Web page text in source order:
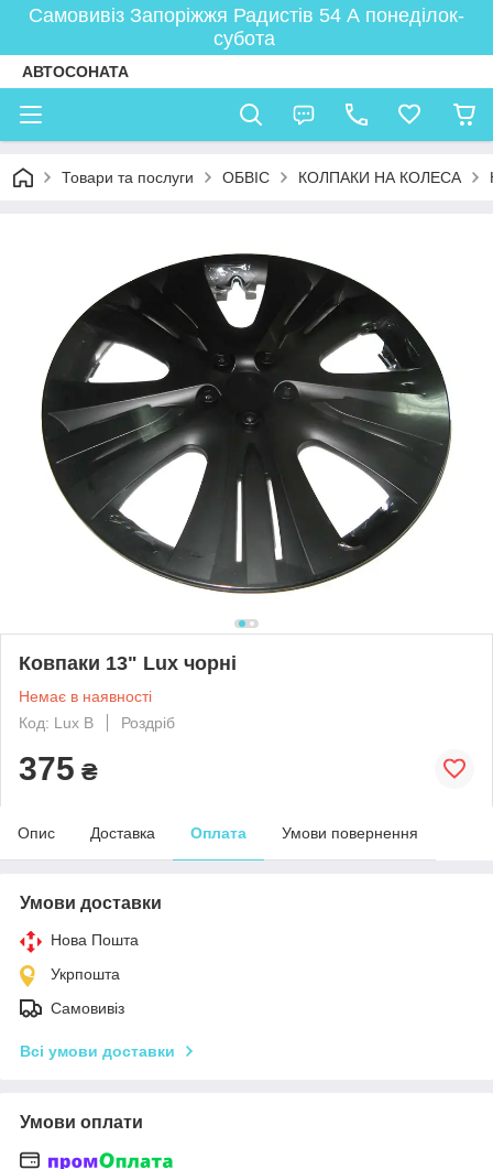
Самовивіз Запоріжжя Радистів 54 А понеділок-
субота
АВТОСОНАТА
Товари та послуги ОБВІС КОЛПАКИ НА КОЛЕСА
Ковпаки 13" Lux чорні
Немає в наявності
Код: Lux B
Роздріб
375 ₴
Опис Доставка Оплата Умови повернення
Умови доставки
Нова Пошта
Укрпошта
Самовивіз
Всі умови доставки
Умови оплати